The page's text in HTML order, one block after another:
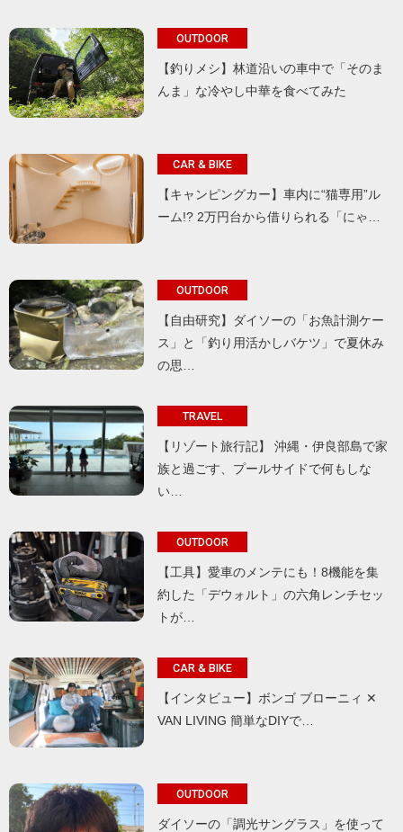
OUTDOOR
【釣りメシ】林道沿いの車中で「そのま
んま」な冷やし中華を食べてみた
CAR & BIKE
【キャンピングカー】車内に“猫専用”ル
ーム!? 2万円台から借りられる「にゃ…
OUTDOOR
【自由研究】ダイソーの「お魚計測ケー
ス」と「釣り用活かしバケツ」で夏休み
の思…
TRAVEL
【リゾート旅行記】 沖縄・伊良部島で家
族と過ごす、プールサイドで何もしな
い…
OUTDOOR
【工具】愛車のメンテにも！8機能を集
約した「デウォルト」の六角レンチセッ
トが…
CAR & BIKE
【インタビュー】ボンゴ ブローニィ ✕
VAN LIVING 簡単なDIYで…
OUTDOOR
ダイソーの「調光サングラス」を使って